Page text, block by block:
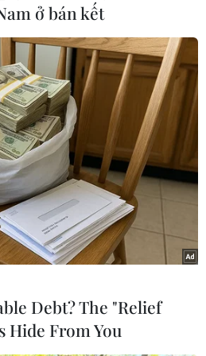
những kết quả đạt được
tiềm năng hainước. Thứ
cho rằng, các doanh
tận dụngcơ hội này để có
vào thị trường tiềm năng
Thảo Nguyên (TTXVN)
ở bán kết
Debt? The "Relief
Hide From You